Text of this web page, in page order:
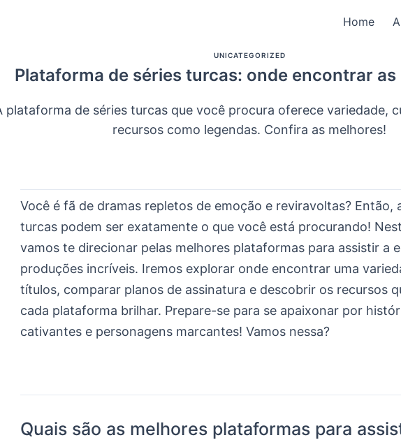
Home
UNICATEGORIZED
Plataforma de séries turcas: onde encontrar as
plataforma de séries turcas que você procura oferece variedade,
recursos como legendas. Confira as melhores!
Você é fã de dramas repletos de emoção e reviravoltas? Então,
turcas podem ser exatamente o que você está procurando!
vamos te direcionar pelas melhores plataformas para assistir a
produções incríveis. Iremos explorar onde encontrar uma
títulos, comparar planos de assinatura e descobrir os recursos
cada plataforma brilhar. Prepare-se para se apaixonar por
cativantes e personagens marcantes! Vamos nessa?
Quais são as melhores plataformas para